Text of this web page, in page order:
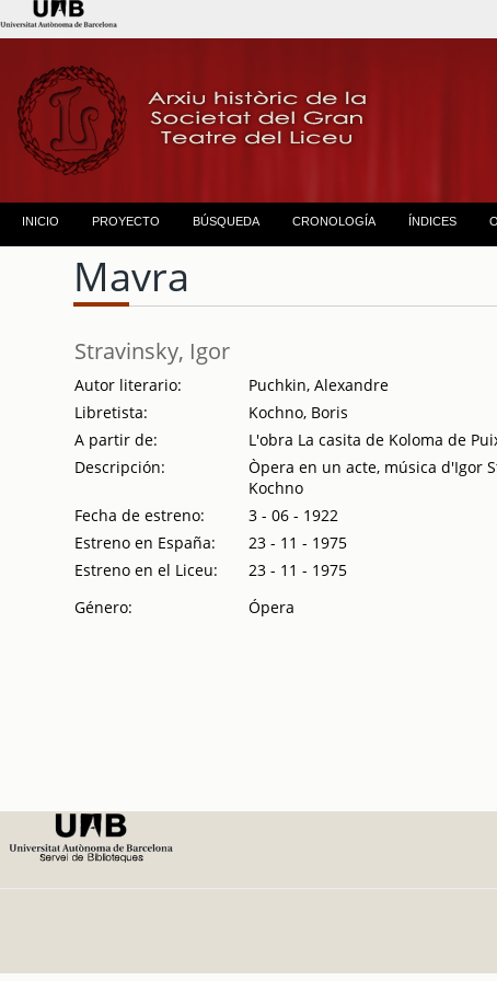
INICIO PROYECTO BÚSQUEDA CRONOLOGÍA ÍNDICES
Mavra
Stravinsky, Igor
Autor literario:
Puchkin, Alexandre
Libretista:
Kochno, Boris
A partir de:
L'obra La casita de Koloma de
Descripción:
Òpera en un acte, música d'Igor
Kochno
Fecha de estreno:
3 - 06 - 1922
Estreno en España:
23 - 11 - 1975
Estreno en el Liceu:
23 - 11 - 1975
Género:
Ópera